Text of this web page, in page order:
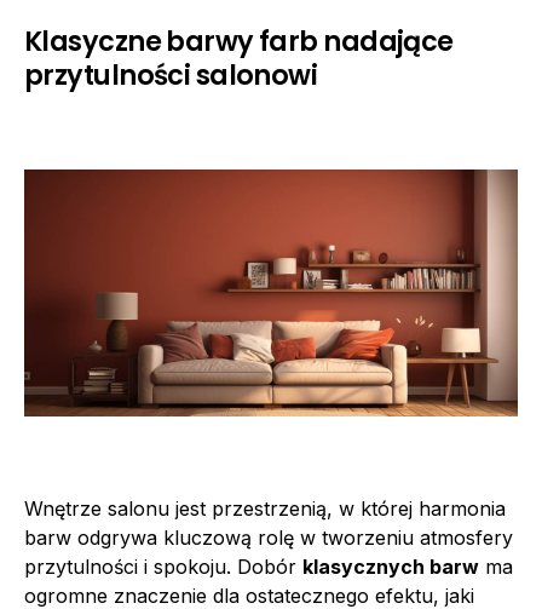
Klasyczne barwy farb nadające
przytulności salonowi
Wnętrze salonu jest przestrzenią, w której harmonia
barw odgrywa kluczową rolę w tworzeniu atmosfery
przytulności i spokoju. Dobór klasycznych barw ma
ogromne znaczenie dla ostatecznego efektu, jaki